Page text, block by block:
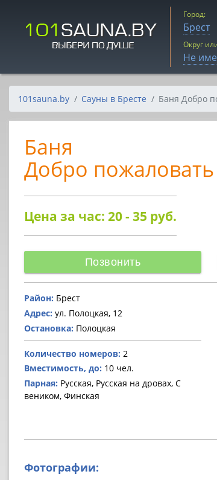
Город:
Брест
Округ
Не
101sauna.by Сауны в Бресте Баня Добро
Баня
Добро пожаловать
Цена за час: 20 - 35 руб.
Позвонить
Район: Брест
Адрес: ул. Полоцкая, 12
Остановка: Полоцкая
Количество номеров: 2
Вместимость, до: 10 чел.
Парная: Русская, Русская на дровах, С
веником, Финская
Фотографии: